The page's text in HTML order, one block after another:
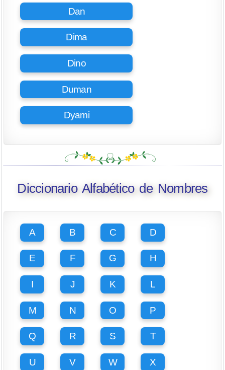
Dan
Dima
Dino
Duman
Dyami
Diccionario Alfabético de Nombres
A B C D
E F G H
I J K L
M N O P
Q R S T
U V W X